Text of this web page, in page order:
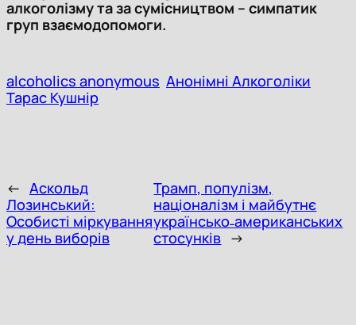
алкоголізму та за сумісництвом – симпатик
груп взаємодопомоги.
alcoholics anonymous Анонімні Алкоголіки
Тарас Кушнір
← Аскольд
Лозинський:
Особисті міркування
у день виборів
Трамп, популізм,
націоналізм і майбутнє
українсько˗американських
стосунків →